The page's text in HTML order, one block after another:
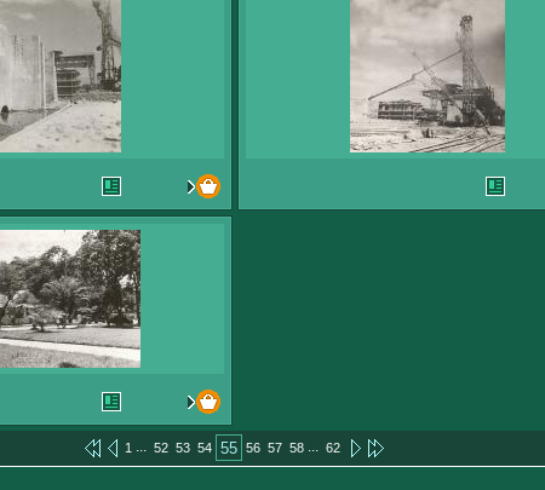
1 ... 52 53 54 55 56 57 58 ... 62